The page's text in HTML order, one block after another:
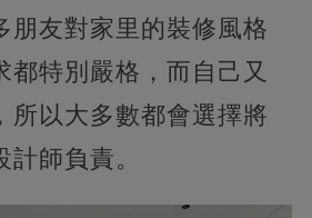
朋友對家里的裝修風格
都特別嚴格，而自己又
所以大多數都會選擇將
師負責。